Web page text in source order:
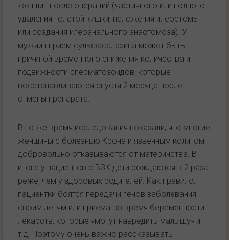
женщин после операций (частичного или полного
удаления толстой кишки, наложения илеостомы
или создания илеоанального анастомоза). У
мужчин прием сульфасалазина может быть
причиной временного снижения количества и
подвижности сперматозоидов, которые
восстанавливаются спустя 2 месяца после
отмены препарата.
В то же время исследования показали, что многие
женщины с болезнью Крона и язвенным колитом
добровольно отказываются от материнства. В
итоге у пациентов с ВЗК дети рождаются в 2 раза
реже, чем у здоровых родителей. Как правило,
пациентки боятся передачи генов заболевания
своим детям или приема во время беременности
лекарств, которые «могут навредить малышу» и
т.д. Поэтому очень важно рассказывать